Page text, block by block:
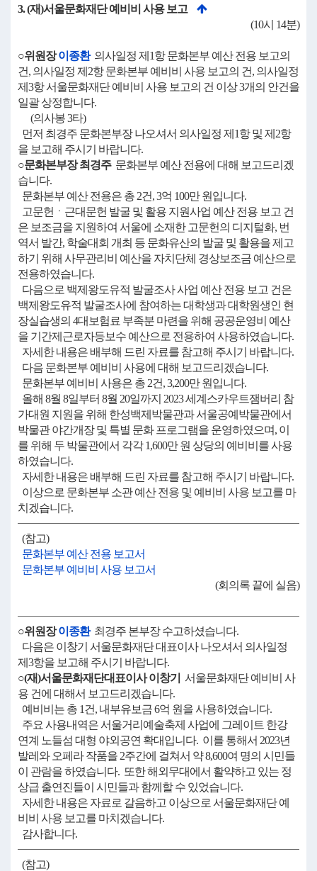
3. (재)서울문화재단 예비비 사용 보고
(10시 14분)
○위원장이종환의사일정 제1항 문화본부 예산 전용 보고의
건, 의사일정 제2항 문화본부 예비비 사용 보고의 건, 의사일정
제3항 서울문화재단 예비비 사용 보고의 건 이상 3개의 안건을
일괄 상정합니다.
(의사봉 3타)
먼저 최경주 문화본부장 나오셔서 의사일정 제1항 및 제2항
을 보고해 주시기 바랍니다.
○문화본부장 최경주문화본부 예산 전용에 대해 보고드리겠
습니다.
문화본부 예산 전용은 총 2건, 3억 100만 원입니다.
고문헌ㆍ근대문헌 발굴 및 활용 지원사업 예산 전용 보고 건
은 보조금을 지원하여 서울에 소재한 고문헌의 디지털화, 번
역서 발간, 학술대회 개최 등 문화유산의 발굴 및 활용을 제고
하기 위해 사무관리비 예산을 자치단체 경상보조금 예산으로
전용하였습니다.
다음으로 백제왕도유적 발굴조사 사업 예산 전용 보고 건은
백제왕도유적 발굴조사에 참여하는 대학생과 대학원생인 현
장실습생의 4대보험료 부족분 마련을 위해 공공운영비 예산
을 기간제근로자등보수 예산으로 전용하여 사용하였습니다.
자세한 내용은 배부해 드린 자료를 참고해 주시기 바랍니다.
다음 문화본부 예비비 사용에 대해 보고드리겠습니다.
문화본부 예비비 사용은 총 2건, 3,200만 원입니다.
올해 8월 8일부터 8월 20일까지 2023 세계스카우트잼버리 참
가대원 지원을 위해 한성백제박물관과 서울공예박물관에서
박물관 야간개장 및 특별 문화 프로그램을 운영하였으며, 이
를 위해 두 박물관에서 각각 1,600만 원 상당의 예비비를 사용
하였습니다.
자세한 내용은 배부해 드린 자료를 참고해 주시기 바랍니다.
이상으로 문화본부 소관 예산 전용 및 예비비 사용 보고를 마
치겠습니다.
(참고)
문화본부 예산 전용 보고서
문화본부 예비비 사용 보고서
(회의록 끝에 실음)
○위원장이종환최경주 본부장 수고하셨습니다.
다음은 이창기 서울문화재단 대표이사 나오셔서 의사일정
제3항을 보고해 주시기 바랍니다.
○(재)서울문화재단대표이사 이창기
서울문화재단 예비비 사
용 건에 대해서 보고드리겠습니다.
예비비는 총 1건, 내부유보금 6억 원을 사용하였습니다.
주요 사용내역은 서울거리예술축제 사업에 그레이트 한강
연계 노들섬 대형 야외공연 확대입니다. 이를 통해서 2023년
발레와 오페라 작품을 2주간에 걸쳐서 약 8,600여 명의 시민들
이 관람을 하였습니다. 또한 해외무대에서 활약하고 있는 정
상급 출연진들이 시민들과 함께할 수 있었습니다.
자세한 내용은 자료로 갈음하고 이상으로 서울문화재단 예
비비 사용 보고를 마치겠습니다.
감사합니다.
(참고)